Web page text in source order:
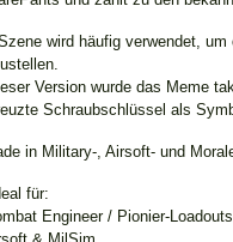
wird häufig verwendet,
Version wurde das Meme
Schraubschlüssel als
in Military-, Airsoft- und
für:
Engineer / Pionier-Loadouts